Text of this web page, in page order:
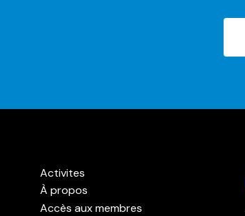
Activites
À propos
Accès aux membres